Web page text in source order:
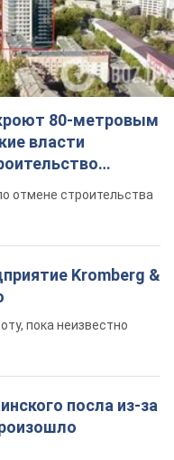
80-метровым
власти
отмене строительства
Kromberg &
пока неизвестно
посла из-за